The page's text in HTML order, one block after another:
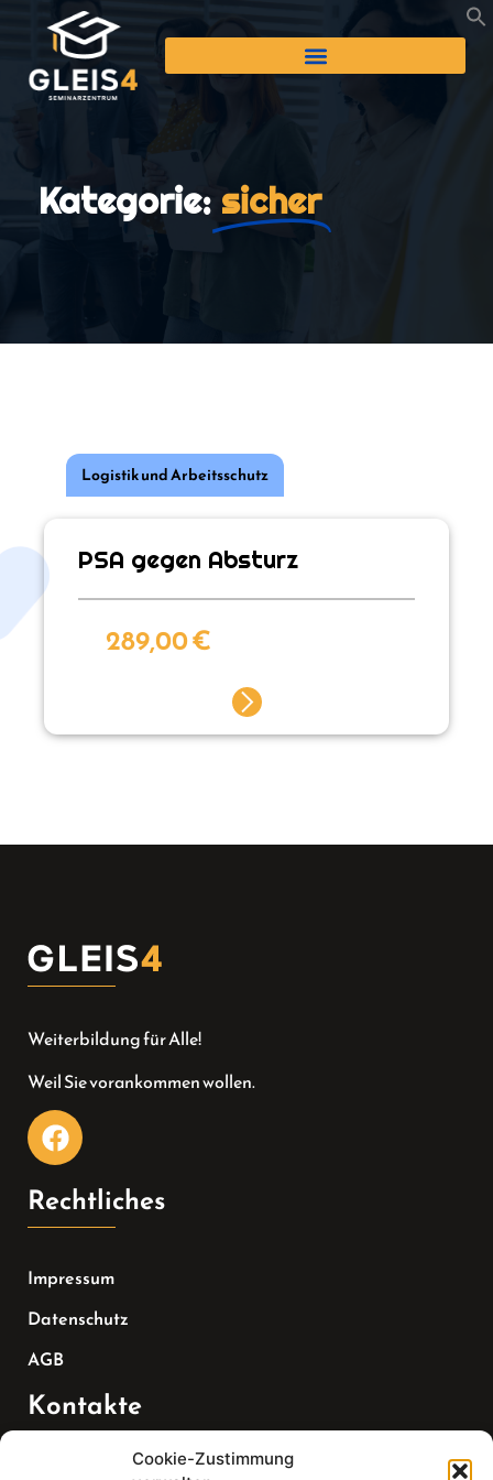
Cookie-Zustimmung
Kategorie: sicher
Logistik und Arbeitsschutz
PSA gegen Absturz
289,00€
Weiterbildung für Alle!
Weil Sie vorankommen wollen.
Rechtliches
Impressum
Datenschutz
AGB
Kontakte